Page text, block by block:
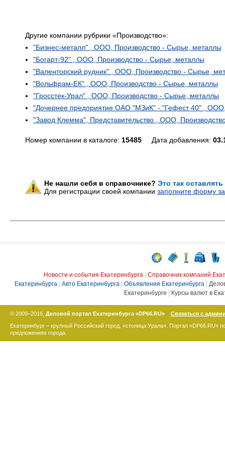
Другие компании рубрики «Производство»:
"Бизнес-металл" , ООО, Производство - Сырье, металлы
"Богарт-92" , ООО, Производство - Сырье, металлы
"Валенторский рудник" , ООО, Производство - Сырье,
"Вольфрам-ЕК" , ООО, Производство - Сырье, металлы
"Гросстек-Урал" , ООО, Производство - Сырье, металлы
"Дочернее предприятие ОАО "МЗиК" - "Гефест 40" ,
"Завод Клемма", Представительство , ООО,
Номер компании в каталоге: 15485 Дата добавления:
Не нашли себя в справочнике? Это так
Для регистрации своей компании заполните форму
Новости и события Екатеринбурга
Справочник компаний
Екатеринбурга
Авто Екатеринбурга Объявления Екатеринбурга
Екатеринбурге
Курсы валют в
© 2009–2016, Деловой портал Екатеринбурга «DP66.RU»
Связаться с
Екатеринбург – крупный Российский город, «столица Урала». Портал «DP66.RU»
предложениях города.